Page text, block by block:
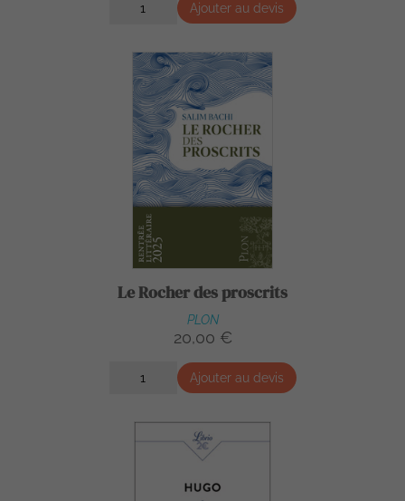
Ajouter au devis
Le Rocher des proscrits
PLON
20,00 €
Ajouter au devis